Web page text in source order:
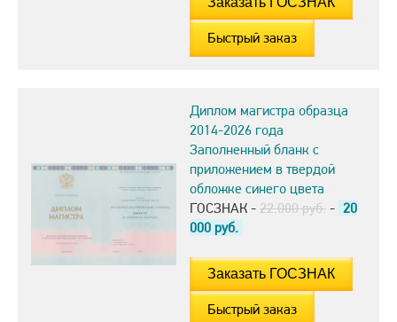
Быстрый заказ
Диплом магистра образца
2014-2026 года
Заполненный бланк с
приложением в твердой
обложке синего цвета
ГОСЗНАК - 22.000 руб. - 20
000 руб.
Быстрый заказ